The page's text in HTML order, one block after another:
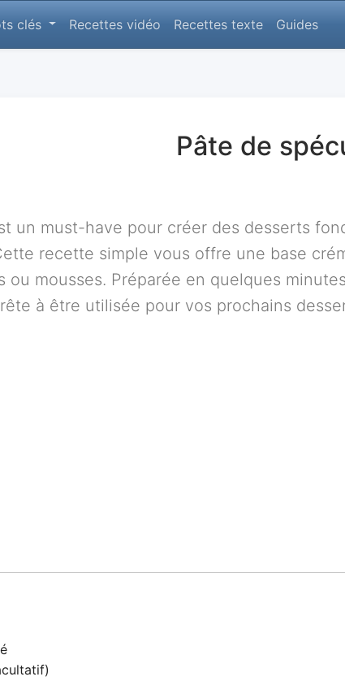
clés Recettes vidéo Recettes texte Guides
Pâte de
un must-have pour créer des desserts
recette simple vous offre une base
ou mousses. Préparée en quelques
à être utilisée pour vos prochains